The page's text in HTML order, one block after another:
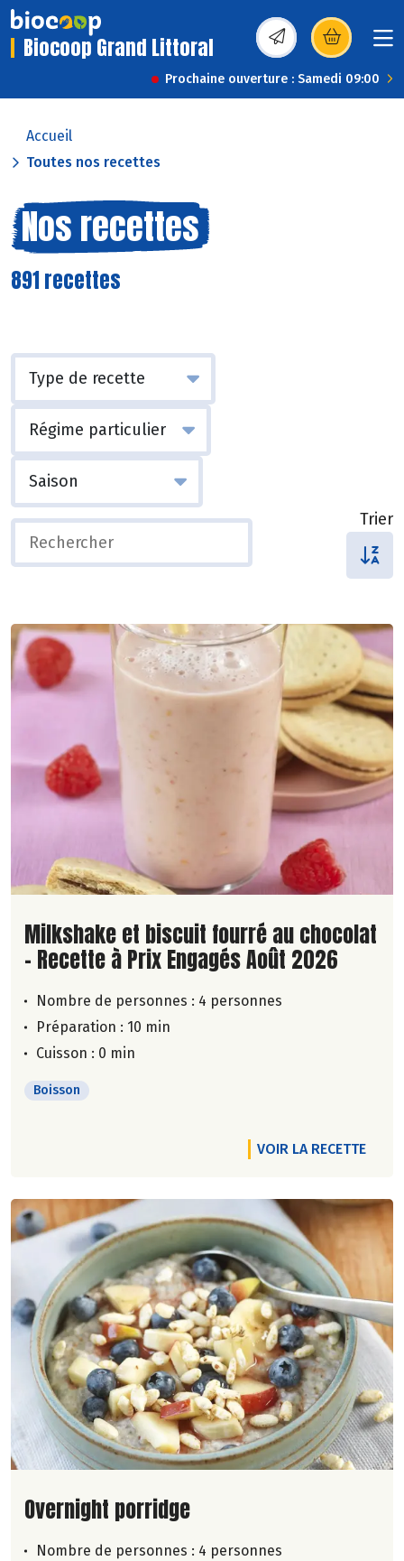
Biocoop Grand Littoral (s’ouvre dans une
Prochaine ouverture : Samedi 09:00
Accueil
Toutes nos recettes
Nos recettes
891 recettes
Trier
Lire la suite de la recette
Milkshake et biscuit fourré au chocolat
- Recette à Prix Engagés Août 2026
Nombre de personnes : 4 personnes
Préparation : 10 min
Cuisson : 0 min
Boisson
VOIR LA RECETTE
Lire la suite de la recette
Overnight porridge
Nombre de personnes : 4 personnes